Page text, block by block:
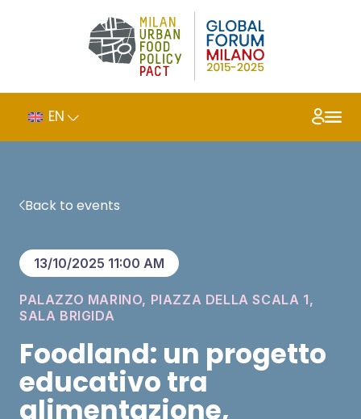
EN
Back to events
13/10/2025 11:00 AM
PALAZZO MARINO, PIAZZA DELLA SCALA 1,
SALA BRIGIDA
Foodland: un progetto
educativo tra
alimentazione,